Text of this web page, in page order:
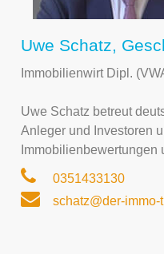
Uwe Schatz,
Immobilienwirt Dipl.
Uwe Schatz betreut
Anleger und Investoren
0351433130
schatz@der-immo-